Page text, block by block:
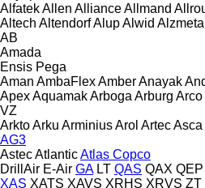
AlfatekAllen AllianceAllmand
Altech AltendorfAlupAlwid Alzmetall
AB
Amada
Ensis Pega
Aman AmbaFlexAmberAnayak
ApexAquamakArboga Arburg Arco
VZ
ArktoArku ArminiusArol ArtecAsca
AG3
AstecAtlanticAtlas Copco
DrillAir E-Air GA LT QAS QAX QEP
XAS XATS XAVS XRHS XRVS ZT